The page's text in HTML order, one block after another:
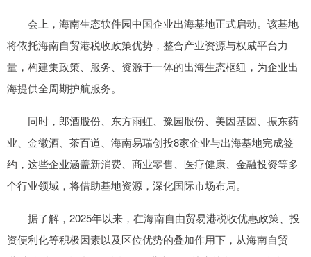
会上，海南生态软件园中国企业出海基地正式启动。该基地
将依托海南自贸港税收政策优势，整合产业资源与权威平台力
量，构建集政策、服务、资源于一体的出海生态枢纽，为企业出
海提供全周期护航服务。
同时，郎酒股份、东方雨虹、豫园股份、美因基因、振东药
业、金徽酒、茶百道、海南易瑞创投8家企业与出海基地完成签
约，这些企业涵盖新消费、商业零售、医疗健康、金融投资等多
个行业领域，将借助基地资源，深化国际市场布局。
据了解，2025年以来，在海南自由贸易港税收优惠政策、投
资便利化等积极因素以及区位优势的叠加作用下，从海南自贸